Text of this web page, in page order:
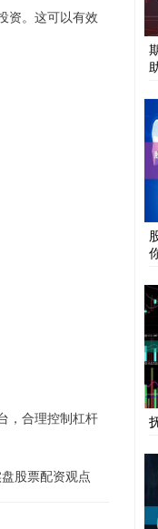
资。这可以有效
，合理控制杠杆
股票配资观点